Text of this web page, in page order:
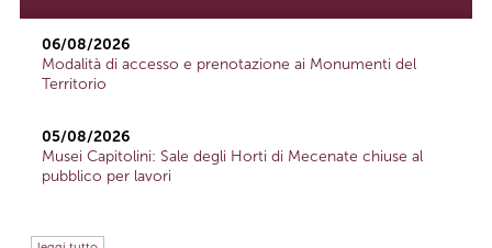
06/08/2026
Modalità di accesso e prenotazione ai Monumenti del
Territorio
05/08/2026
Musei Capitolini: Sale degli Horti di Mecenate chiuse al
pubblico per lavori